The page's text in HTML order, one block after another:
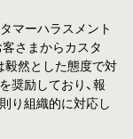
マーハラスメント
さまからカスタ
毅然とした態度で対
奨励しており、報
り組織的に対応し